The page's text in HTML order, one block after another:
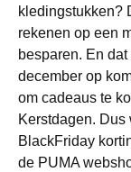
kledingstukken?
rekenen op een
besparen. En
december op
om cadeaus te
Kerstdagen.
BlackFriday
de PUMA